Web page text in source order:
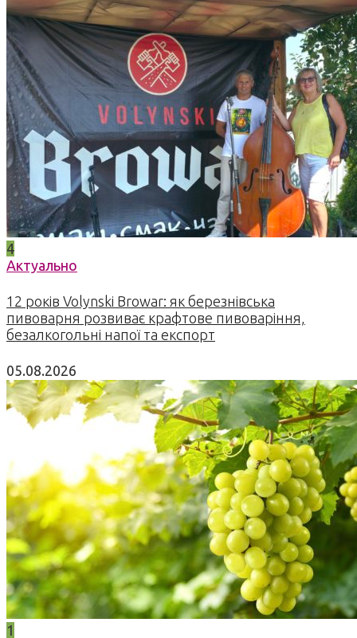
4
Актуально
12 років Volynski Browar: як березнівська
пивоварня розвиває крафтове пивоваріння,
безалкогольні напої та експорт
05.08.2026
1